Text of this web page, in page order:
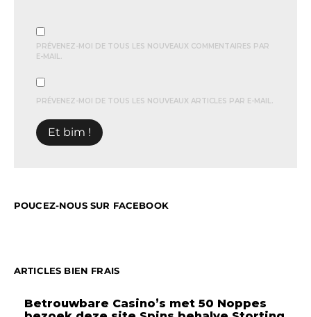
PRÉVENEZ-MOI DE TOUS LES NOUVEAUX COMMENTAIRES PAR
E-MAIL.
PRÉVENEZ-MOI DE TOUS LES NOUVEAUX ARTICLES PAR E-MAIL.
POUCEZ-NOUS SUR FACEBOOK
ARTICLES BIEN FRAIS
Betrouwbare Casino’s met 50 Noppes